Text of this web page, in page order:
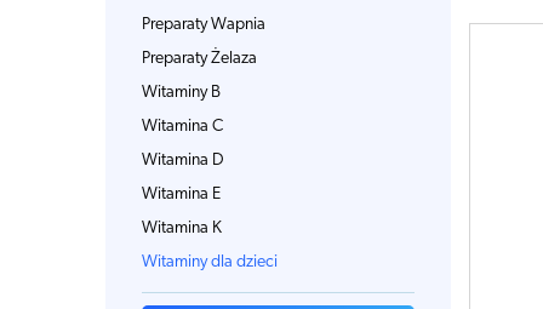
Preparaty Wapnia
Preparaty Żelaza
Witaminy B
Witamina C
Witamina D
Witamina E
Witamina K
Witaminy dla dzieci